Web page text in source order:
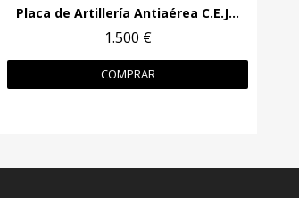
Placa de Artillería Antiaérea C.E.Juncker
1.500 €
COMPRAR